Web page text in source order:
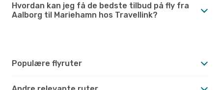
Hvordan kan jeg få de bedste tilbud på fly fra
Aalborg til Mariehamn hos Travellink?
Populære flyruter